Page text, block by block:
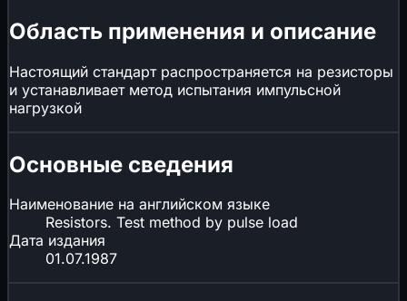
Область применения и описание
Настоящий стандарт распространяется на резисторы
и устанавливает метод испытания импульсной
нагрузкой
Основные сведения
Наименование на английском языке
Resistors. Test method by pulse load
Дата издания
01.07.1987